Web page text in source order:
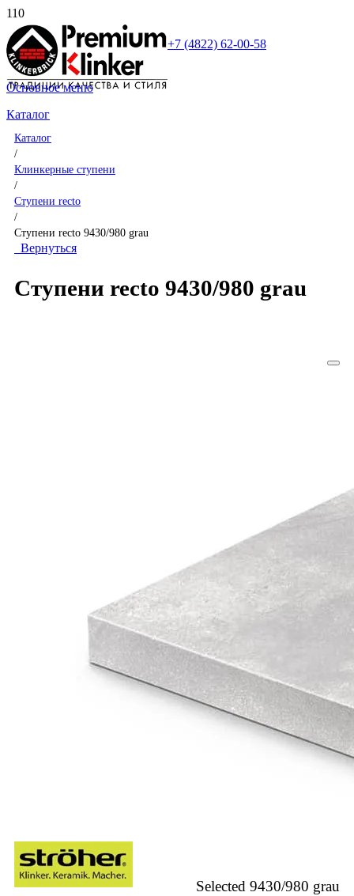
+7 (4822) 62-00-58
Основное меню
Каталог
Каталог
/
Клинкерные ступени
/
Ступени recto
/
Ступени recto 9430/980 grau
Вернуться
Ступени recto 9430/980 grau
Selected 9430/980 grau